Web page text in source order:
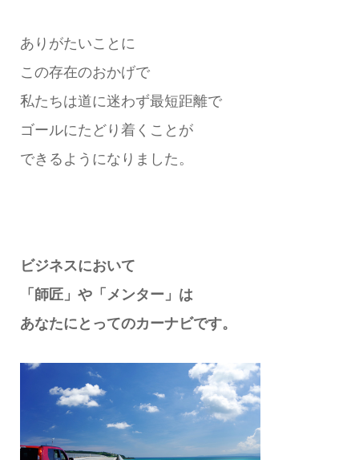
ありがたいことに
この存在のおかげで
私たちは道に迷わず最短距離で
ゴールにたどり着くことが
できるようになりました。
ビジネスにおいて
「師匠」や「メンター」は
あなたにとってのカーナビです。